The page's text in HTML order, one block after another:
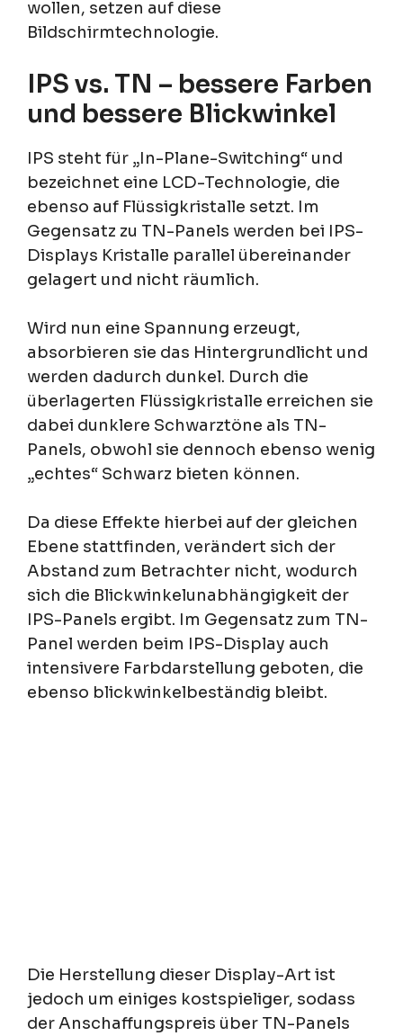
wollen, setzen auf diese
Bildschirmtechnologie.
IPS vs. TN – bessere Farben
und bessere Blickwinkel
IPS steht für „In-Plane-Switching“ und
bezeichnet eine LCD-Technologie, die
ebenso auf Flüssigkristalle setzt. Im
Gegensatz zu TN-Panels werden bei IPS-
Displays Kristalle parallel übereinander
gelagert und nicht räumlich.
Wird nun eine Spannung erzeugt,
absorbieren sie das Hintergrundlicht und
werden dadurch dunkel. Durch die
überlagerten Flüssigkristalle erreichen sie
dabei dunklere Schwarztöne als TN-
Panels, obwohl sie dennoch ebenso wenig
„echtes“ Schwarz bieten können.
Da diese Effekte hierbei auf der gleichen
Ebene stattfinden, verändert sich der
Abstand zum Betrachter nicht, wodurch
sich die Blickwinkelunabhängigkeit der
IPS-Panels ergibt. Im Gegensatz zum TN-
Panel werden beim IPS-Display auch
intensivere Farbdarstellung geboten, die
ebenso blickwinkelbeständig bleibt.
Die Herstellung dieser Display-Art ist
jedoch um einiges kostspieliger, sodass
der Anschaffungspreis über TN-Panels